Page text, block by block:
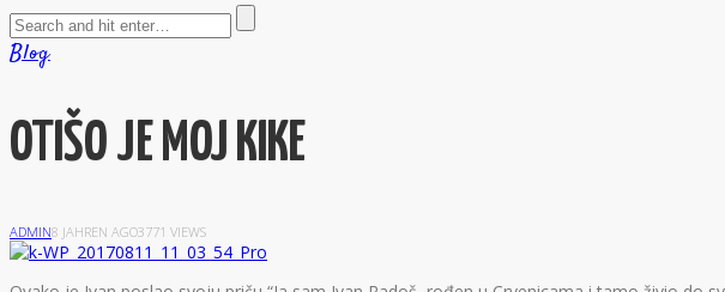
Blog
OTIŠO JE MOJ KIKE
ADMIN8 JAHREN AGO3771 VIEWS